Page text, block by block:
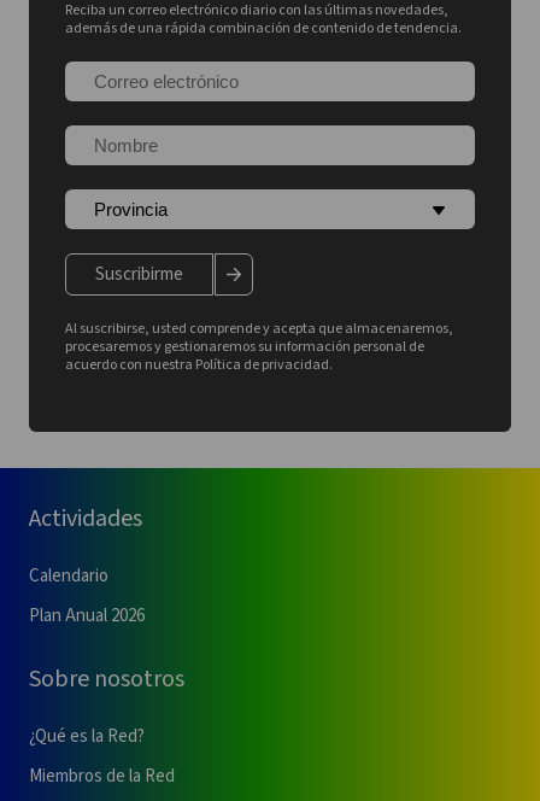
Reciba un correo electrónico diario con las últimas novedades,
además de una rápida combinación de contenido de tendencia.
Suscribirme
Al suscribirse, usted comprende y acepta que almacenaremos,
procesaremos y gestionaremos su información personal de
acuerdo con nuestra Política de privacidad.
Actividades
Calendario
Plan Anual 2026
Sobre nosotros
¿Qué es la Red?
Miembros de la Red